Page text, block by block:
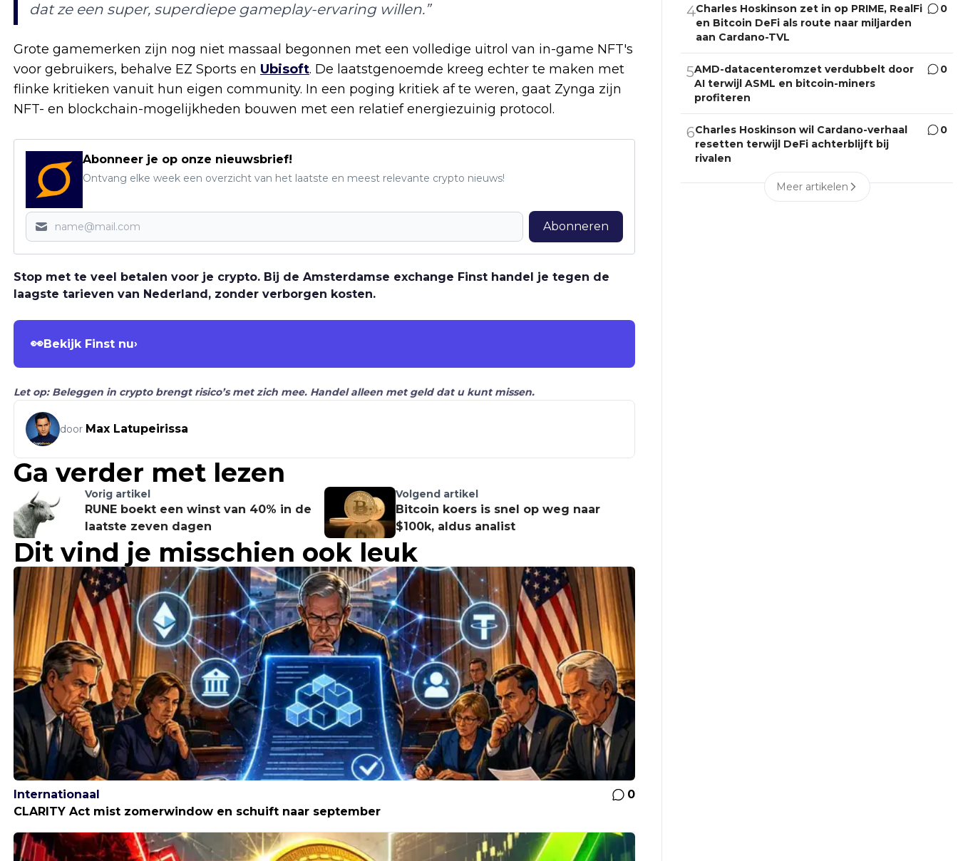
dat ze een super, superdiepe gameplay-ervaring willen.”
Grote gamemerken zijn nog niet massaal begonnen met een volledige uitrol van in-game NFT's
voor gebruikers, behalve EZ Sports en Ubisoft. De laatstgenoemde kreeg echter te maken met
flinke kritieken vanuit hun eigen community. In een poging kritiek af te weren, gaat Zynga zijn
NFT- en blockchain-mogelijkheden bouwen met een relatief energiezuinig protocol.
Abonneer je op onze nieuwsbrief!
Ontvang elke week een overzicht van het laatste en meest relevante crypto nieuws!
Abonneren
Stop met te veel betalen voor je crypto. Bij de Amsterdamse exchange Finst handel je tegen de
laagste tarieven van Nederland, zonder verborgen kosten.
👀Bekijk Finst nu›
Let op: Beleggen in crypto brengt risico’s met zich mee. Handel alleen met geld dat u kunt missen.
door Max Latupeirissa
Ga verder met lezen
Vorig artikel
RUNE boekt een winst van 40% in de
laatste zeven dagen
Volgend artikel
Bitcoin koers is snel op weg naar
$100k, aldus analist
Dit vind je misschien ook leuk
Internationaal
0
CLARITY Act mist zomerwindow en schuift naar september
4Charles Hoskinson zet in op PRIME, RealFi
en Bitcoin DeFi als route naar miljarden
aan Cardano-TVL
0
5AMD-datacenteromzet verdubbelt door
AI terwijl ASML en bitcoin-miners
profiteren
0
6Charles Hoskinson wil Cardano-verhaal
resetten terwijl DeFi achterblijft bij
rivalen
0
Meer artikelen